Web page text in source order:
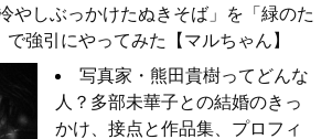
冷やしぶっかけたぬきそば」を「緑のた
で強引にやってみた【マルちゃん】
写真家・熊田貴樹ってどんな
人？多部未華子との結婚のきっ
かけ、接点と作品集、プロフィ